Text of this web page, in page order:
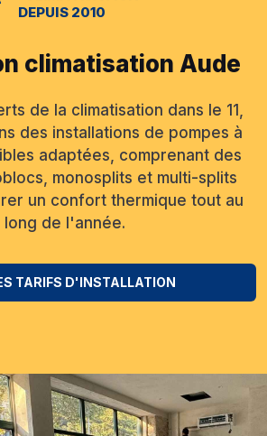
DEPUIS 2010
climatisation Aude
de la climatisation dans le 11,
des installations de pompes à
adaptées, comprenant des
monosplits et multi-splits
un confort thermique tout au
long de l'année.
TARIFS D'INSTALLATION